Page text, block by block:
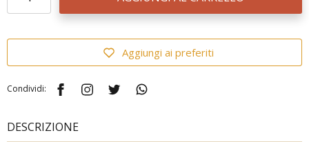
Aggiungi ai preferiti
Condividi:
DESCRIZIONE